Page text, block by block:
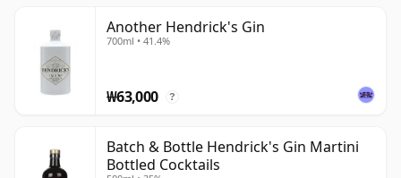
Another Hendrick's Gin
700ml • 41.4%
₩63,000 ?
Batch & Bottle Hendrick's Gin Martini
Bottled Cocktails